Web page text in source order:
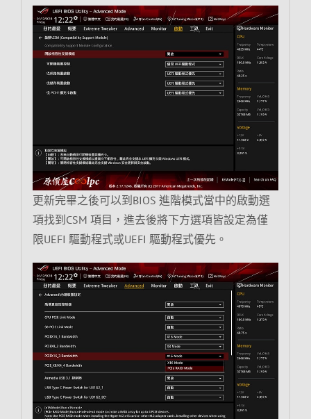
更新完畢之後可以到BIOS 進階模式當中的啟動選
項找到CSM 項目，進去後將下方選項皆設定為僅
限UEFI 驅動程式或UEFI 驅動程式優先。